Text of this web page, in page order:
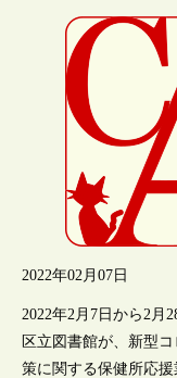
2022年02月07日
2022年2月7日から2月
区立図書館が、新型
策に関する保健所応